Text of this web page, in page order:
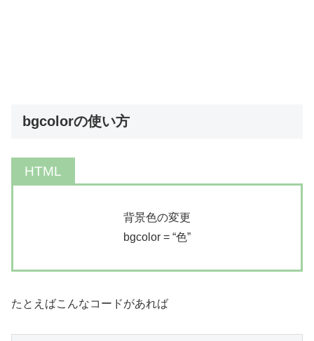
bgcolorの使い方
背景色の変更
bgcolor = “色”
たとえばこんなコードがあれば